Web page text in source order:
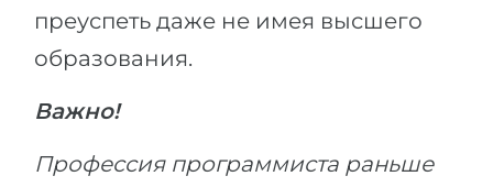
преуспеть даже не имея высшего
образования.
Важно!
Профессия программиста раньше